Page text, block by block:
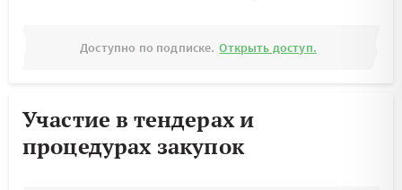
Доступно по подписке. Открыть доступ.
Участие в тендерах и
процедурах закупок